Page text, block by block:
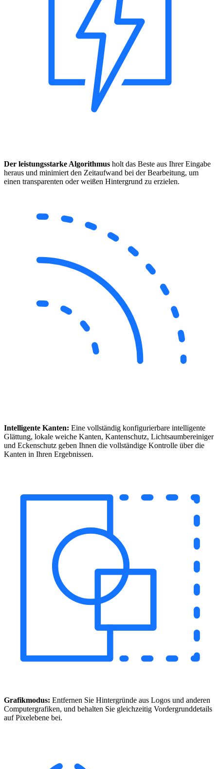
Der leistungsstarke Algorithmus holt das Beste aus Ihrer Eingabe
heraus und minimiert den Zeitaufwand bei der Bearbeitung, um
einen transparenten oder weißen Hintergrund zu erzielen.
Intelligente Kanten: Eine vollständig konfigurierbare intelligente
Glättung, lokale weiche Kanten, Kantenschutz, Lichtsaumbereiniger
und Eckenschutz geben Ihnen die vollständige Kontrolle über die
Kanten in Ihren Ergebnissen.
Grafikmodus: Entfernen Sie Hintergründe aus Logos und anderen
Computergrafiken, und behalten Sie gleichzeitig Vordergrunddetails
auf Pixelebene bei.